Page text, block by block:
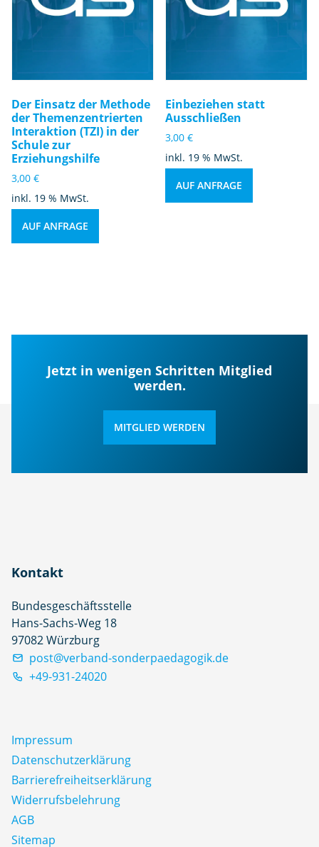
Der Einsatz der Methode
der Themenzentrierten
Interaktion (TZI) in der
Schule zur
Erziehungshilfe
3,00 €
inkl. 19 % MwSt.
AUF ANFRAGE
Einbeziehen statt
Ausschließen
3,00€
inkl. 19 % MwSt.
AUF ANFRAGE
Jetzt in wenigen Schritten Mitglied
werden.
MITGLIED WERDEN
Kontakt
Bundesgeschäftsstelle
Hans-Sachs-Weg 18
97082 Würzburg
post@verband-sonderpaedagogik.de
+49-931-24020
Impressum
Datenschutz­erklärung
Barrierefreiheitserklärung
Widerrufsbelehrung
AGB
Sitemap